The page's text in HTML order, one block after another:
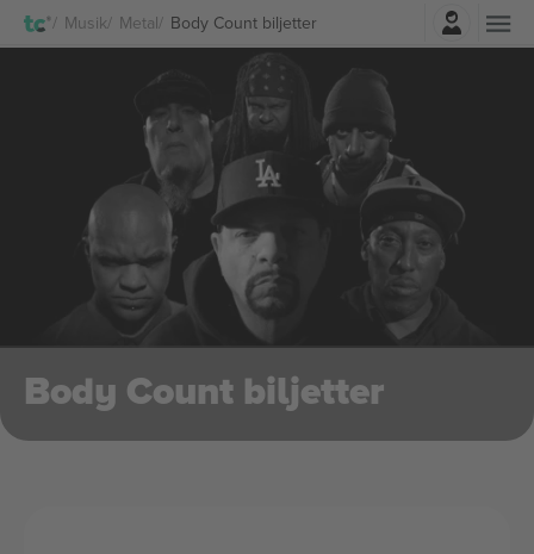
Musik Metal Body Count biljetterLogga in
Body Count biljetter